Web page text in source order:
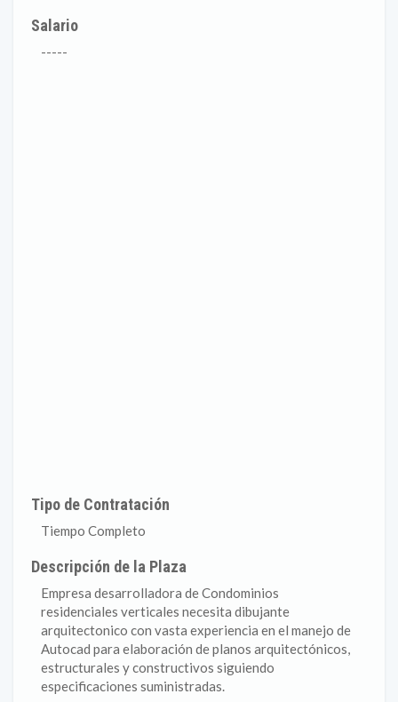
Salario
-----
Tipo de Contratación
Tiempo Completo
Descripción de la Plaza
Empresa desarrolladora de Condominios
residenciales verticales necesita dibujante
arquitectonico con vasta experiencia en el manejo de
Autocad para elaboración de planos arquitectónicos,
estructurales y constructivos siguiendo
especificaciones suministradas.